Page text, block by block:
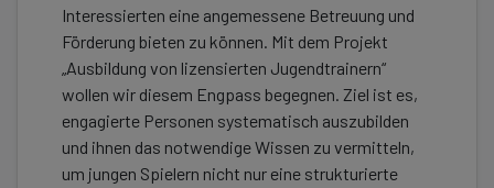
Interessierten eine angemessene Betreuung und
Förderung bieten zu können. Mit dem Projekt
„Ausbildung von lizensierten Jugendtrainern“
wollen wir diesem Engpass begegnen. Ziel ist es,
engagierte Personen systematisch auszubilden
und ihnen das notwendige Wissen zu vermitteln,
um jungen Spielern nicht nur eine strukturierte